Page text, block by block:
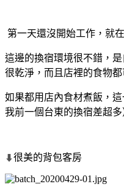
第一天還沒開始工作，就
這邊的換宿環境很不錯，
很乾淨，而且店裡的食物都
如果都用店內食材煮飯，
我前一個台東的換宿差超多
⬇很美的背包客房